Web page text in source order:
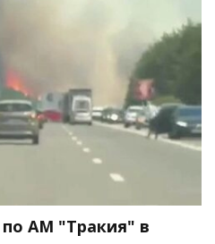
АМ "Тракия" в